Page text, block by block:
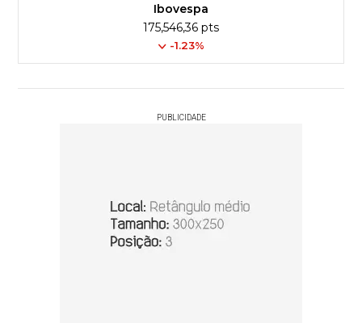
Ibovespa
175,546,36 pts
-1.23%
PUBLICIDADE